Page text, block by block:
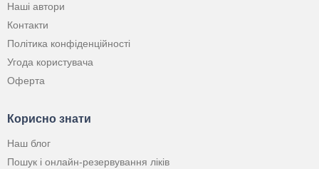
Наші автори
Контакти
Політика конфіденційності
Угода користувача
Оферта
Корисно знати
Наш блог
Пошук і онлайн-резервування ліків